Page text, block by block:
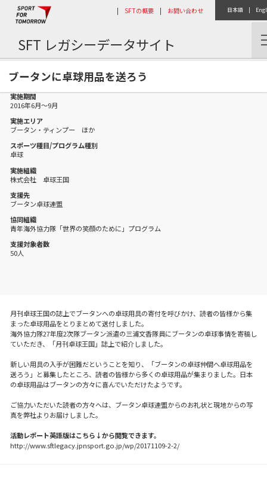
日本語 |
| SFTの概要 | お問い合わせ
SFT レガシーデータサイト
トップ 活動レポート ブータンに卓球用品を送ろう
ブータンに卓球用品を送ろう
実施期間
2016年6月〜9月
実施エリア
ブータン・ティンプー ほか
スポーツ種目/プログラム種別
卓球
実施組織
株式会社 卓球王国
支援先
ブータン卓球連盟
協同組織
青年海外協力隊「世界の笑顔のために」プログラム
支援対象者数
50人
月刊卓球王国の誌上でブータンへの卓球用具の寄付を呼びかけ、読者の皆様から集
まった卓球用品をとりまとめて送付しました。
海外協力隊27年度2次隊ブータン派遣の三浦文香隊員にブータンの卓球事情を寄稿し
ていただき、「月刊卓球王国」誌上で紹介しました。
新しい用具の入手が困難だということを知り、「ブータンの卓球仲間へ卓球用品を
送ろう」と募集したところ、読者の皆様から多くの卓球用品が集まりました。日本
の卓球用品はブータンの方々に喜んでいただけたようです。
ご協力いただいた読者の方々へは、ブータン卓球連盟からのお礼状と現地からの写
真を弊社よりお届けしました。
活動レポート英語版はこちら↓から閲覧できます。
http://www.sftlegacy.jpnsport.go.jp/wp/20171109-2-2/